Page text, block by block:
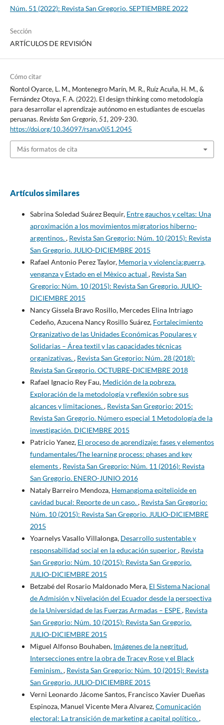
Núm. 51 (2022): Revista San Gregorio. SEPTIEMBRE 2022
Sección
ARTÍCULOS DE REVISIÓN
Cómo citar
Ñontol Oyarce, L. M., Montenegro Marín, M. R., Ruíz Acuña, H. M., &
Fernández Otoya, F. A. (2022). El design thinking como metodología
para desarrollar el aprendizaje autónomo en estudiantes de escuelas
peruanas. Revista San Gregorio,51, 209-230.
https://doi.org/10.36097/rsan.v0i51.2045
Más formatos de cita
Artículos similares
Sabrina Soledad Suárez Bequir, Entre gauchos y celtas: Una
aproximación a los movimientos migratorios hiberno-
argentinos., Revista San Gregorio: Núm. 10 (2015): Revista
San Gregorio. JULIO-DICIEMBRE 2015
Rafael Antonio Perez Taylor, Memoria y violencia:guerra,
venganza y Estado en el Mèxico actual , Revista San
Gregorio: Núm. 10 (2015): Revista San Gregorio. JULIO-
DICIEMBRE 2015
Nancy Gissela Bravo Rosillo, Mercedes Elina Intriago
Cedeño, Azucena Nancy Rosillo Suárez, Fortalecimiento
Organizativo de las Unidades Económicas Populares y
Solidarias – Área textil y las capacidades técnicas
organizativas., Revista San Gregorio: Núm. 28 (2018):
Revista San Gregorio. OCTUBRE-DICIEMBRE 2018
Rafael Ignacio Rey Fau, Medición de la pobreza.
Exploración de la metodología y reflexión sobre sus
alcances y limitaciones., Revista San Gregorio: 2015:
Revista San Gregorio. Número especial 1 Metodología de la
investigación. DICIEMBRE 2015
Patricio Yanez, El proceso de aprendizaje: fases y elementos
fundamentales/The learning process: phases and key
elements, Revista San Gregorio: Núm. 11 (2016): Revista
San Gregorio. ENERO-JUNIO 2016
Nataly Barreiro Mendoza, Hemangioma epitelioide en
cavidad bucal: Reporte de un caso., Revista San Gregorio:
Núm. 10 (2015): Revista San Gregorio. JULIO-DICIEMBRE
2015
Yoarnelys Vasallo Villalonga, Desarrollo sustentable y
responsabilidad social en la educación superior, Revista
San Gregorio: Núm. 10 (2015): Revista San Gregorio.
JULIO-DICIEMBRE 2015
Betzabé del Rosario Maldonado Mera, El Sistema Nacional
de Admisión y Nivelación del Ecuador desde la perspectiva
de la Universidad de las Fuerzas Armadas – ESPE, Revista
San Gregorio: Núm. 10 (2015): Revista San Gregorio.
JULIO-DICIEMBRE 2015
Miguel Alfonso Bouhaben, Imágenes de la negritud.
Intersecciones entre la obra de Tracey Rose y el Black
Feminism., Revista San Gregorio: Núm. 10 (2015): Revista
San Gregorio. JULIO-DICIEMBRE 2015
Verni Leonardo Jácome Santos, Francisco Xavier Dueñas
Espinoza, Manuel Vicente Mera Alvarez,Comunicación
electoral: La transición de marketing a capital político.,